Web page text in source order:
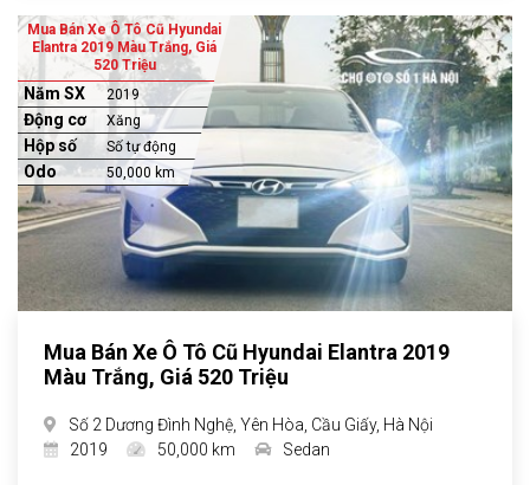
Mua Bán Xe Ô Tô Cũ Hyundai
Elantra 2019 Màu Trắng, Giá
520 Triệu
Năm SX 2019
Động cơ Xăng
Hộp số Số tự động
Odo 50,000 km
Mua Bán Xe Ô Tô Cũ Hyundai Elantra 2019
Màu Trắng, Giá 520 Triệu
Số 2 Dương Đình Nghệ, Yên Hòa, Cầu Giấy, Hà Nội
2019
50,000 km Sedan